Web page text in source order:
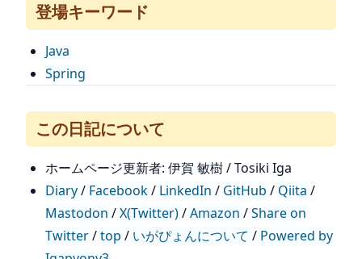
登場キーワード
Java
Spring
この日記について
ホームページ更新者: 伊賀 敏樹 / Tosiki Iga
Diary/ Facebook/ LinkedIn / GitHub / Qiita /
Mastodon /X(Twitter)/Amazon /Share on
Twitter/top / いがぴょんについて / Powered by